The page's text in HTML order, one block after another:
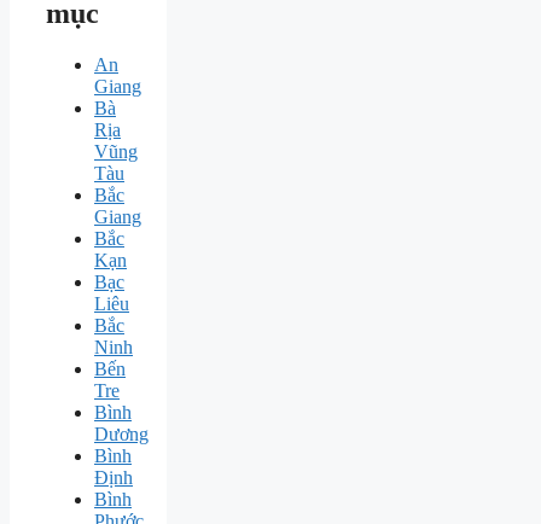
mục
An
Giang
Bà
Rịa
Vũng
Tàu
Bắc
Giang
Bắc
Kạn
Bạc
Liêu
Bắc
Ninh
Bến
Tre
Bình
Dương
Bình
Định
Bình